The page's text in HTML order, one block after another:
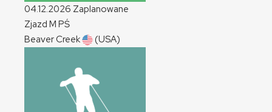
04.12.2026 Zaplanowane
Zjazd M PŚ
Beaver Creek
(USA)